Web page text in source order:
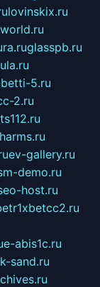
lovinskix.ru
glasspb.ru
5.ru
2.ru
ev-gallery.ru
demo.ru
host.ru
e-abis1c.ru
sand.ru